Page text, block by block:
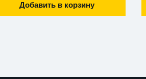
Добавить в корзину